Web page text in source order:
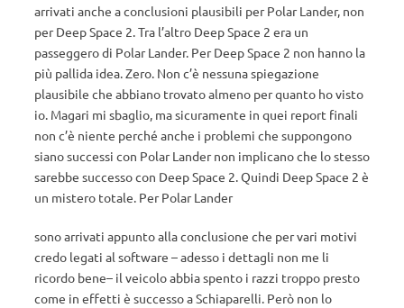
arrivati anche a conclusioni plausibili per Polar Lander, non
per Deep Space 2. Tra l’altro Deep Space 2 era un
passeggero di Polar Lander. Per Deep Space 2 non hanno la
più pallida idea. Zero. Non c’è nessuna spiegazione
plausibile che abbiano trovato almeno per quanto ho visto
io. Magari mi sbaglio, ma sicuramente in quei report finali
non c’è niente perché anche i problemi che suppongono
siano successi con Polar Lander non implicano che lo stesso
sarebbe successo con Deep Space 2. Quindi Deep Space 2 è
un mistero totale. Per Polar Lander
sono arrivati appunto alla conclusione che per vari motivi
credo legati al software – adesso i dettagli non me li
ricordo bene– il veicolo abbia spento i razzi troppo presto
come in effetti è successo a Schiaparelli. Però non lo